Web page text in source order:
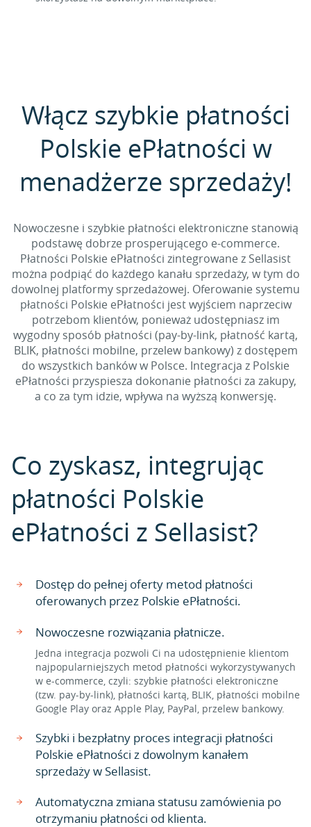
Włącz szybkie płatności
Polskie ePłatności w
menadżerze sprzedaży!
Nowoczesne i szybkie płatności elektroniczne stanowią
podstawę dobrze prosperującego e-commerce.
Płatności Polskie ePłatności zintegrowane z Sellasist
można podpiąć do każdego kanału sprzedaży, w tym do
dowolnej platformy sprzedażowej. Oferowanie systemu
płatności Polskie ePłatności jest wyjściem naprzeciw
potrzebom klientów, ponieważ udostępniasz im
wygodny sposób płatności (pay-by-link, płatność kartą,
BLIK, płatności mobilne, przelew bankowy) z dostępem
do wszystkich banków w Polsce. Integracja z Polskie
ePłatności przyspiesza dokonanie płatności za zakupy,
a co za tym idzie, wpływa na wyższą konwersję.
Co zyskasz, integrując
płatności Polskie
ePłatności z Sellasist?
Dostęp do pełnej oferty metod płatności
oferowanych przez Polskie ePłatności.
Nowoczesne rozwiązania płatnicze.
Jedna integracja pozwoli Ci na udostępnienie klientom
najpopularniejszych metod płatności wykorzystywanych
w e-commerce, czyli: szybkie płatności elektroniczne
(tzw. pay-by-link), płatności kartą, BLIK, płatności mobilne
Google Play oraz Apple Play, PayPal, przelew bankowy.
Szybki i bezpłatny proces integracji płatności
Polskie ePłatności z dowolnym kanałem
sprzedaży w Sellasist.
Automatyczna zmiana statusu zamówienia po
otrzymaniu płatności od klienta.